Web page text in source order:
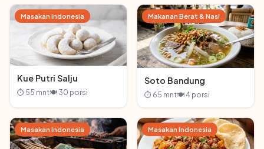
Masakan Indonesia
Kue Putri Salju
⏱ 55 mnt🍽 30 porsi
Makanan Berat & Nasi
Soto Bandung
⏱ 65 mnt🍽 4 porsi
Masakan Indonesia Masakan Indonesia